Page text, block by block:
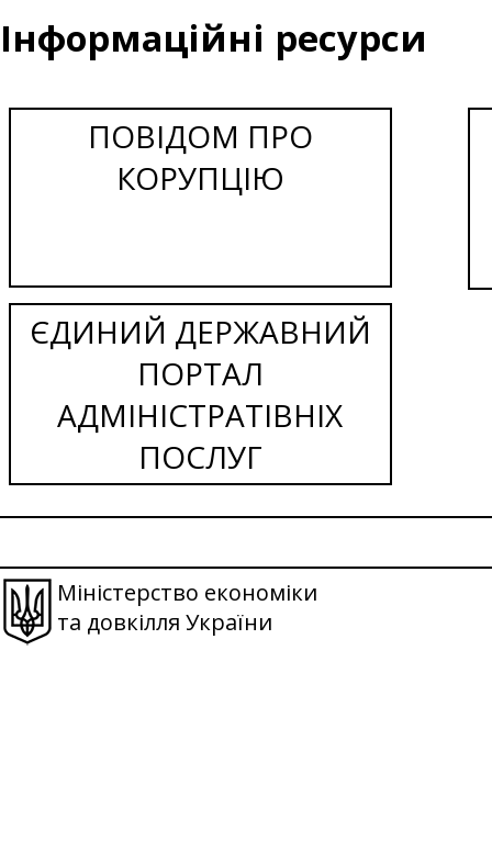
Інформаційні ресурси
ПОВІДОМ ПРО
КОРУПЦІЮ
ЄДИНИЙ ДЕРЖАВНИЙ
ПОРТАЛ
АДМІНІСТРАТІВНІХ
ПОСЛУГ
Міністерство економіки
та довкілля України